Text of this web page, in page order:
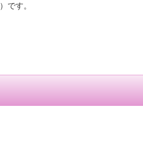
）です。